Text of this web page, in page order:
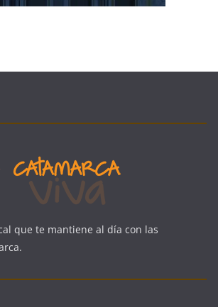
que te mantiene al día con las